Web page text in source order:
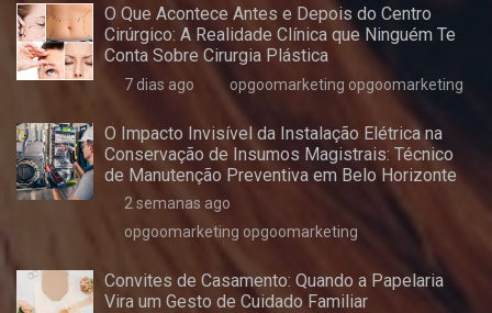
O Que Acontece Antes e Depois do Centro
Cirúrgico: A Realidade Clínica que Ninguém Te
Conta Sobre Cirurgia Plástica
7 dias ago opgoomarketing opgoomarketing
O Impacto Invisível da Instalação Elétrica na
Conservação de Insumos Magistrais: Técnico
de Manutenção Preventiva em Belo Horizonte
2 semanas ago
opgoomarketing opgoomarketing
Convites de Casamento: Quando a Papelaria
Vira um Gesto de Cuidado Familiar